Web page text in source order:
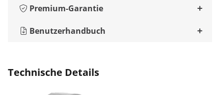
Premium-Garantie
Benutzerhandbuch
Technische Details